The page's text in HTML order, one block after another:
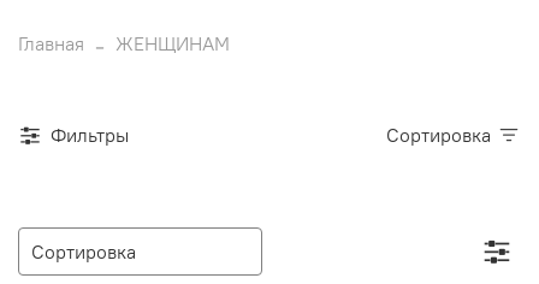
Главная ЖЕНЩИНАМ
Фильтры Сортировка